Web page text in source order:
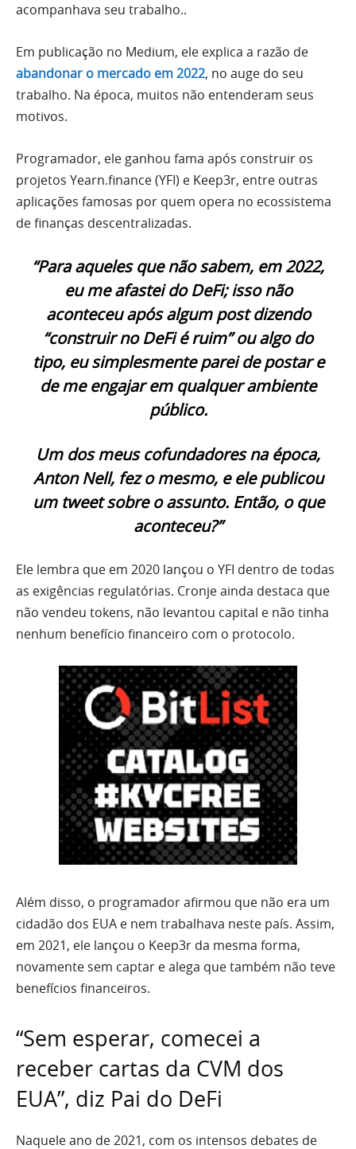
acompanhava seu trabalho..
Em publicação no Medium, ele explica a razão de
abandonar o mercado em 2022, no auge do seu
trabalho. Na época, muitos não entenderam seus
motivos.
Programador, ele ganhou fama após construir os
projetos Yearn.finance (YFI) e Keep3r, entre outras
aplicações famosas por quem opera no ecossistema
de finanças descentralizadas.
“Para aqueles que não sabem, em 2022,
eu me afastei do DeFi; isso não
aconteceu após algum post dizendo
“construir no DeFi é ruim” ou algo do
tipo, eu simplesmente parei de postar e
de me engajar em qualquer ambiente
público.
Um dos meus cofundadores na época,
Anton Nell, fez o mesmo, e ele publicou
um tweet sobre o assunto. Então, o que
aconteceu?”
Ele lembra que em 2020 lançou o YFI dentro de todas
as exigências regulatórias. Cronje ainda destaca que
não vendeu tokens, não levantou capital e não tinha
nenhum benefício financeiro com o protocolo.
Além disso, o programador afirmou que não era um
cidadão dos EUA e nem trabalhava neste país. Assim,
em 2021, ele lançou o Keep3r da mesma forma,
novamente sem captar e alega que também não teve
benefícios financeiros.
“Sem esperar, comecei a
receber cartas da CVM dos
EUA”, diz Pai do DeFi
Naquele ano de 2021, com os intensos debates de